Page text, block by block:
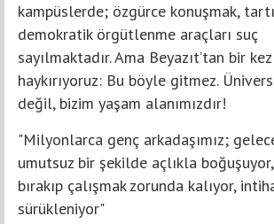
kampüslerde; özgürce konuşmak,
demokratik örgütlenme araçları suç
sayılmaktadır. Ama Beyazıt’tan bir
haykırıyoruz: Bu böyle gitmez.
değil, bizim yaşam alanımızdır!
"Milyonlarca genç arkadaşımız;
umutsuz bir şekilde açlıkla
bırakıp çalışmak zorunda kalıyor,
sürükleniyor"